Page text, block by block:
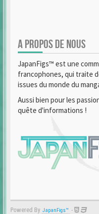
A PROPOS DE NOUS
JapanFigs™ est une
francophones, qui traite
issues du monde du
Aussi bien pour les
quête d'informations !
Powered By JapanFigs™ -